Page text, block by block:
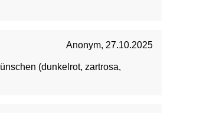
Anonym, 27.10.2025
(dunkelrot, zartrosa,